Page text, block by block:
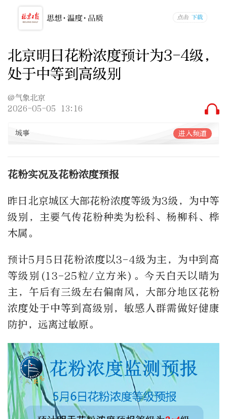
北京明日花粉浓度预计为3-4级，
处于中等到高级别
@气象北京
2026-05-05 13:16
城事 进入频道
花粉实况及花粉浓度预报
昨日北京城区大部花粉浓度等级为3级，为中等
级别，主要气传花粉种类为松科、杨柳科、桦
木属。
预计5月5日花粉浓度以3-4级为主，为中到高
等级别(13-25粒/立方米)。今天白天以晴为
主，午后有三级左右偏南风，大部分地区花粉
浓度处于中等到高级别，敏感人群需做好健康
防护，远离过敏原。